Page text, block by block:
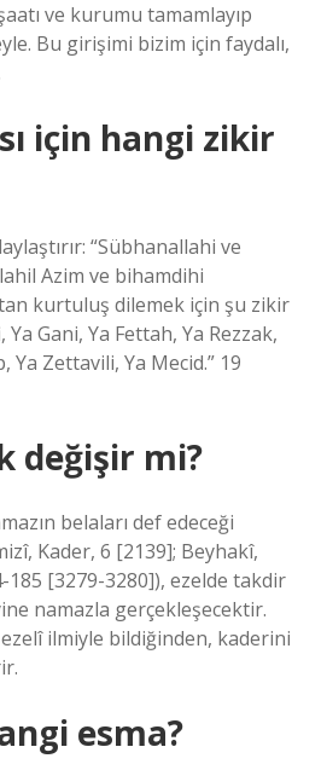
ve kurumu tamamlayıp
Bu girişimi bizim için faydalı,
için hangi zikir
“Sübhanallahi ve
Azim ve bihamdihi
kurtuluş dilemek için şu zikir
Gani, Ya Fettah, Ya Rezzak,
Ya Zettavili, Ya Mecid.” 19
değişir mi?
belaları def edeceği
Kader, 6 [2139]; Beyhakî,
185 [3279-3280]), ezelde takdir
namazla gerçekleşecektir.
ezelî ilmiyle bildiğinden, kaderini
esma?